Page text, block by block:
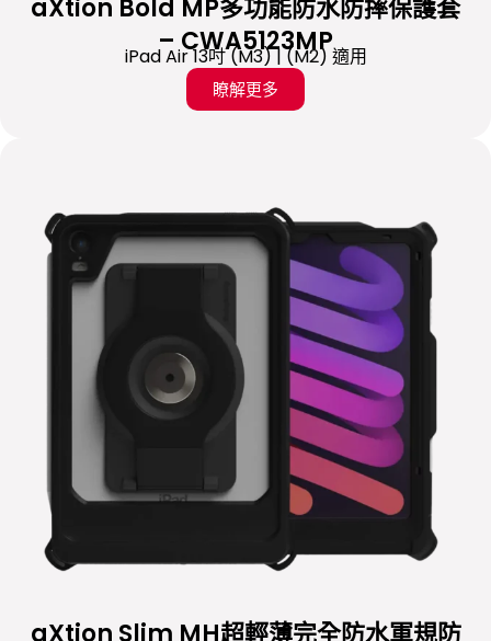
aXtion Bold MP多功能防水防摔保護套
– CWA5123MP
iPad Air 13吋 (M3) | (M2) 適用
瞭解更多
aXtion Slim MH超輕薄完全防水軍規防